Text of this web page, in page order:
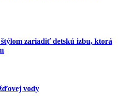
zariadiť detskú izbu, ktorá
vody